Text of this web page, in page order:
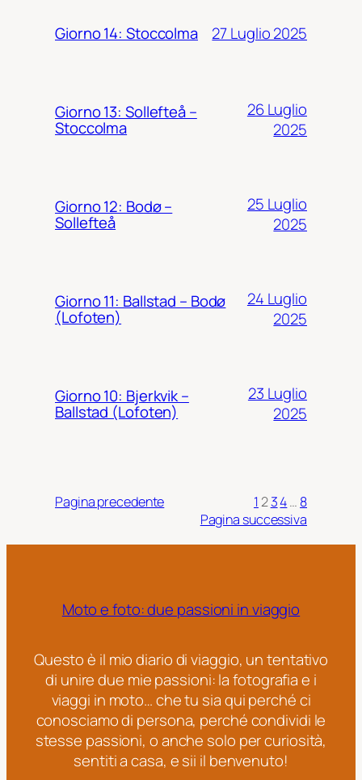
Giorno 14: Stoccolma 27 Luglio 2025
Giorno 13: Sollefteå –
Stoccolma
26 Luglio
2025
Giorno 12: Bodø –
Sollefteå
25 Luglio
2025
Giorno 11: Ballstad – Bodø
(Lofoten)
24 Luglio
2025
Giorno 10: Bjerkvik –
Ballstad (Lofoten)
23 Luglio
2025
Pagina precedente 1234… 8
Pagina successiva
Moto e foto: due passioni in viaggio
Questo è il mio diario di viaggio, un tentativo
di unire due mie passioni: la fotografia e i
viaggi in moto… che tu sia qui perché ci
conosciamo di persona, perché condividi le
stesse passioni, o anche solo per curiosità,
sentiti a casa, e sii il benvenuto!